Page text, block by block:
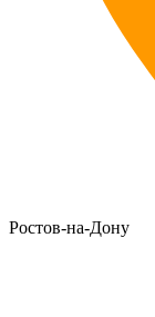
Ростов-на-Дону